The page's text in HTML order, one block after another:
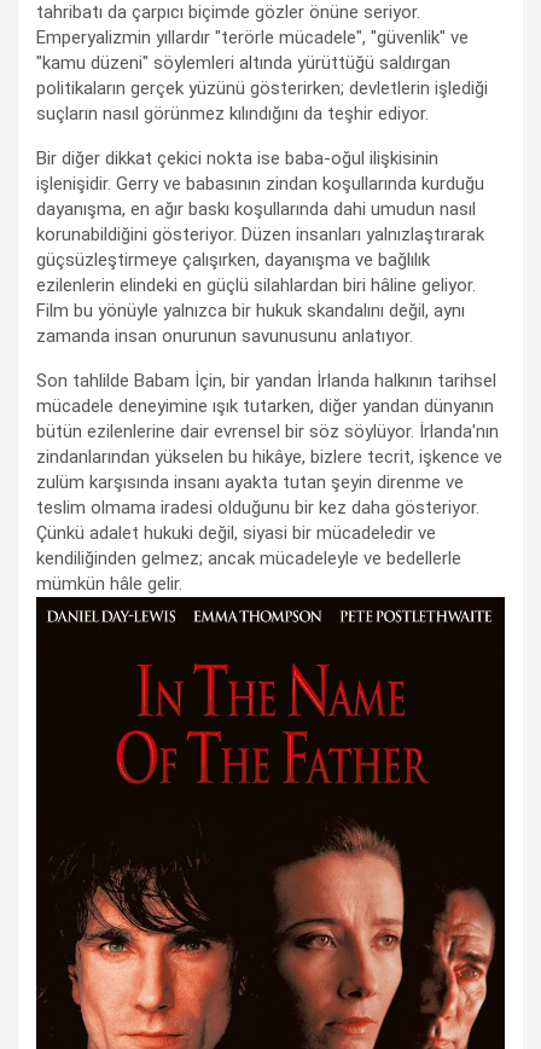
tahribatı da çarpıcı biçimde gözler önüne seriyor.
Emperyalizmin yıllardır "terörle mücadele", "güvenlik" ve
"kamu düzeni" söylemleri altında yürüttüğü saldırgan
politikaların gerçek yüzünü gösterirken; devletlerin işlediği
suçların nasıl görünmez kılındığını da teşhir ediyor.
Bir diğer dikkat çekici nokta ise baba-oğul ilişkisinin
işlenişidir. Gerry ve babasının zindan koşullarında kurduğu
dayanışma, en ağır baskı koşullarında dahi umudun nasıl
korunabildiğini gösteriyor. Düzen insanları yalnızlaştırarak
güçsüzleştirmeye çalışırken, dayanışma ve bağlılık
ezilenlerin elindeki en güçlü silahlardan biri hâline geliyor.
Film bu yönüyle yalnızca bir hukuk skandalını değil, aynı
zamanda insan onurunun savunusunu anlatıyor.
Son tahlilde Babam İçin, bir yandan İrlanda halkının tarihsel
mücadele deneyimine ışık tutarken, diğer yandan dünyanın
bütün ezilenlerine dair evrensel bir söz söylüyor. İrlanda'nın
zindanlarından yükselen bu hikâye, bizlere tecrit, işkence ve
zulüm karşısında insanı ayakta tutan şeyin direnme ve
teslim olmama iradesi olduğunu bir kez daha gösteriyor.
Çünkü adalet hukuki değil, siyasi bir mücadeledir ve
kendiliğinden gelmez; ancak mücadeleyle ve bedellerle
mümkün hâle gelir.